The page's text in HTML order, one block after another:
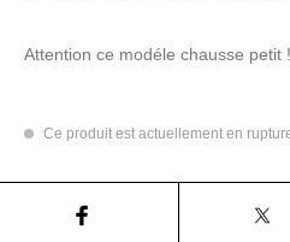
Attention ce modéle chausse petit !
Ce produit est actuellement en